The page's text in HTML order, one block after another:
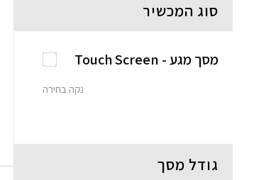
סוג המכשיר
מסך מגע - Touch Screen
נקה בחירה
גודל מסך